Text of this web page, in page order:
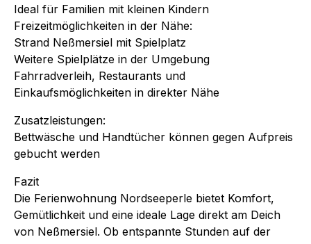
Ideal für Familien mit kleinen Kindern
Freizeitmöglichkeiten in der Nähe:
Strand Neßmersiel mit Spielplatz
Weitere Spielplätze in der Umgebung
Fahrradverleih, Restaurants und
Einkaufsmöglichkeiten in direkter Nähe
Zusatzleistungen:
Bettwäsche und Handtücher können gegen Aufpreis
gebucht werden
Fazit
Die Ferienwohnung Nordseeperle bietet Komfort,
Gemütlichkeit und eine ideale Lage direkt am Deich
von Neßmersiel. Ob entspannte Stunden auf der